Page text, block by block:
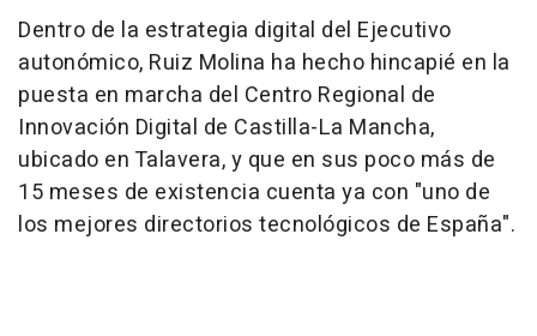
Dentro de la estrategia digital del Ejecutivo
autonómico, Ruiz Molina ha hecho hincapié en la
puesta en marcha del Centro Regional de
Innovación Digital de Castilla-La Mancha,
ubicado en Talavera, y que en sus poco más de
15 meses de existencia cuenta ya con "uno de
los mejores directorios tecnológicos de España".